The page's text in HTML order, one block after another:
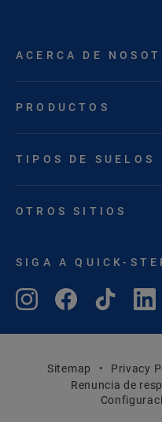
ACERCA DE
PRODUCTOS
TIPOS DE SUELOS
OTROS SITIOS
SIGA A QUICK-
Sitemap Privacy
Renuncia de